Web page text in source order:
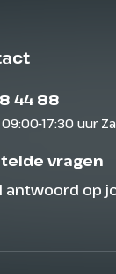
44 88
17:30 uur
vragen
antwoord op